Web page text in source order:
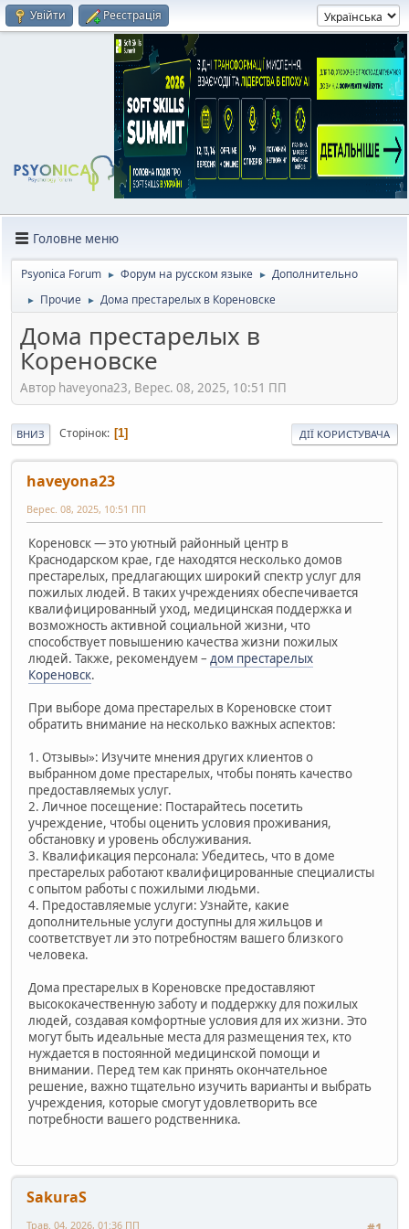
Увійти Реєстрація
Головне меню
Psyonica Forum ► Форум на русском языке ► Дополнительно
► Прочие ► Дома престарелых в Кореновске
Дома престарелых в
Кореновске
Автор haveyona23, Верес. 08, 2025, 10:51 ПП
ВНИЗ Сторінок 1 ДІЇ КОРИСТУВАЧА
haveyona23
Верес. 08, 2025, 10:51 ПП
Кореновск — это уютный районный центр в
Краснодарском крае, где находятся несколько домов
престарелых, предлагающих широкий спектр услуг для
пожилых людей. В таких учреждениях обеспечивается
квалифицированный уход, медицинская поддержка и
возможность активной социальной жизни, что
способствует повышению качества жизни пожилых
людей. Также, рекомендуем – дом престарелых
Кореновск.
При выборе дома престарелых в Кореновске стоит
обратить внимание на несколько важных аспектов:
1. Отзывы»: Изучите мнения других клиентов о
выбранном доме престарелых, чтобы понять качество
предоставляемых услуг.
2. Личное посещение: Постарайтесь посетить
учреждение, чтобы оценить условия проживания,
обстановку и уровень обслуживания.
3. Квалификация персонала: Убедитесь, что в доме
престарелых работают квалифицированные специалисты
с опытом работы с пожилыми людьми.
4. Предоставляемые услуги: Узнайте, какие
дополнительные услуги доступны для жильцов и
соответствует ли это потребностям вашего близкого
человека.
Дома престарелых в Кореновске предоставляют
высококачественную заботу и поддержку для пожилых
людей, создавая комфортные условия для их жизни. Это
могут быть идеальные места для размещения тех, кто
нуждается в постоянной медицинской помощи и
внимании. Перед тем как принять окончательное
решение, важно тщательно изучить варианты и выбрать
учреждения, которые смогут удовлетворить все
потребности вашего родственника.
SakuraS
Трав. 04, 2026, 01:36 ПП